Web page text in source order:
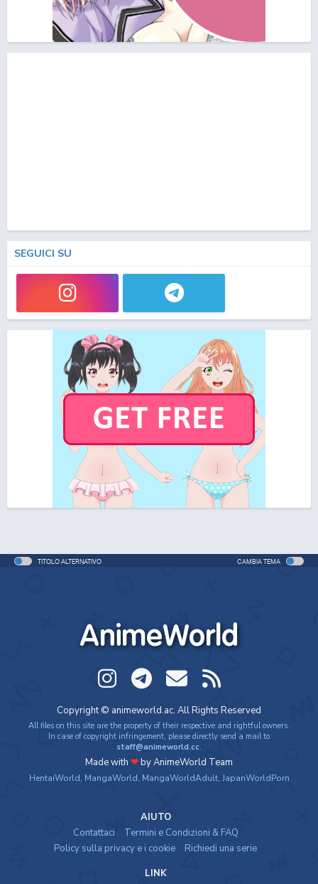
SEGUICI SU
TITOLO ALTERNATIVO CAMBIA TEMA
AnimeWorld
Copyright © animeworld.ac. All Rights Reserved
All files on this site are the property of their respective and rightful owners.
In case of copyright infringement, please directly send a mail to
staff@animeworld.cc.
Made with ❤by AnimeWorld Team
HentaiWorld, MangaWorld, MangaWorldAdult, JapanWorldPorn
AIUTO
Contattaci
Termini e Condizioni & FAQ
Policy sulla privacy e i cookie
Richiedi una serie
LINK